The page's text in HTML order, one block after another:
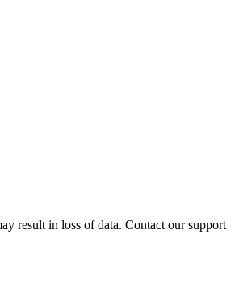
result in loss of data. Contact our support